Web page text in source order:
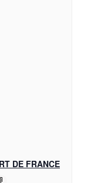
DE FRANCE